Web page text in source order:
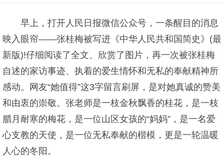
早上，打开人民日报微信公众号，一条醒目的消息
映入眼帘——张桂梅被写进《中华人民共和国简史》(最
新版)!仔细阅读了全文、欣赏了图片，再一次被张桂梅
自述的家访事迹、执着的爱生情怀和无私的奉献精神所
感动。网友“她值得”这3字留言刷屏，是对她真诚的赞美
和由衷的崇敬。张老师是一枝金秋飘香的桂花，是一枝
腊月耐寒的梅花，是一位山区女孩的“妈妈”，是一名爱
心支教的天使，是一位无私奉献的楷模，更是一轮温暖
人心的冬阳。